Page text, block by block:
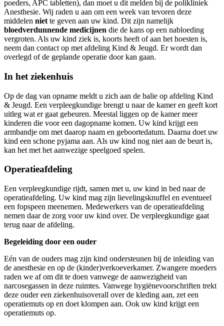
poeders, APC tabletten), dan moet u dit melden bij de polikliniek
Anesthesie. Wij raden u aan om een week van tevoren deze
middelen niet te geven aan uw kind. Dit zijn namelijk
bloedverdunnende medicijnen die de kans op een nabloeding
vergroten. Als uw kind ziek is, koorts heeft of aan het hoesten is,
neem dan contact op met afdeling Kind & Jeugd. Er wordt dan
overlegd of de geplande operatie door kan gaan.
In het ziekenhuis
Op de dag van opname meldt u zich aan de balie op afdeling Kind
& Jeugd. Een verpleegkundige brengt u naar de kamer en geeft kort
uitleg wat er gaat gebeuren. Meestal liggen op de kamer meer
kinderen die voor een dagopname komen. Uw kind krijgt een
armbandje om met daarop naam en geboortedatum. Daarna doet uw
kind een schone pyjama aan. Als uw kind nog niet aan de beurt is,
kan het met het aanwezige speelgoed spelen.
Operatieafdeling
Een verpleegkundige rijdt, samen met u, uw kind in bed naar de
operatieafdeling. Uw kind mag zijn lievelingsknuffel en eventueel
een fopspeen meenemen. Medewerkers van de operatieafdeling
nemen daar de zorg voor uw kind over. De verpleegkundige gaat
terug naar de afdeling.
Begeleiding door een ouder
Eén van de ouders mag zijn kind ondersteunen bij de inleiding van
de anesthesie en op de (kinder)verkoeverkamer. Zwangere moeders
raden we af om dit te doen vanwege de aanwezigheid van
narcosegassen in deze ruimtes. Vanwege hygiënevoorschriften trekt
deze ouder een ziekenhuisoverall over de kleding aan, zet een
operatiemuts op en doet klompen aan. Ook uw kind krijgt een
operatiemuts op.